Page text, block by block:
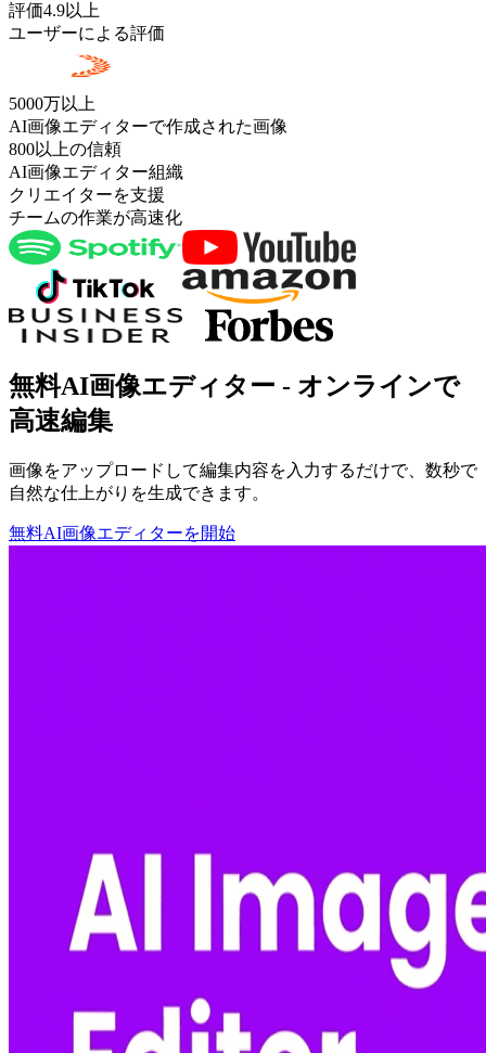
評価4.9以上
ユーザーによる評価
5000万以上
AI画像エディターで作成された画像
800以上の信頼
AI画像エディター組織
クリエイターを支援
チームの作業が高速化
無料AI画像エディター - オンラインで
高速編集
画像をアップロードして編集内容を入力するだけで、数秒で
自然な仕上がりを生成できます。
無料AI画像エディターを開始